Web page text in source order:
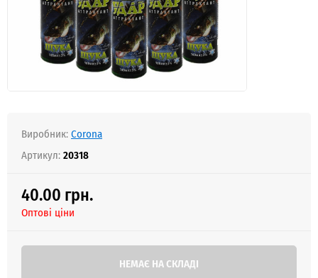
Виробник:Corona
Артикул:20318
40.00 грн.
Оптові ціни
НЕМАЄ НА СКЛАДІ